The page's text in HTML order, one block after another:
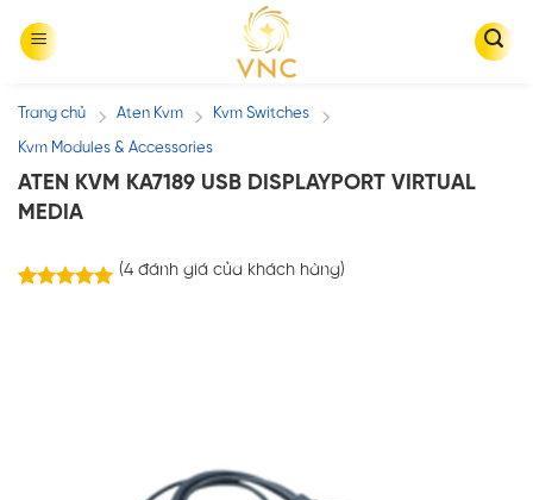
Trang chủ / Aten Kvm / Kvm Switches /
Kvm Modules & Accessories
ATEN KVM KA7189 USB DISPLAYPORT VIRTUAL
MEDIA
(4đánh giá của khách hàng)